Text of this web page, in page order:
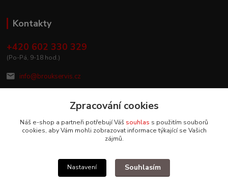
Kontakty
+420 602 330 329
(Po-Pá, 9-18 hod.)
info@broukservis.cz
Upravit sběr cookies.
Zpracování cookies
Náš e-shop a partneři potřebují Váš souhlas s použitím souborů
cookies, aby Vám mohli zobrazovat informace týkající se Vašich
zájmů.
Nastavení Souhlasím